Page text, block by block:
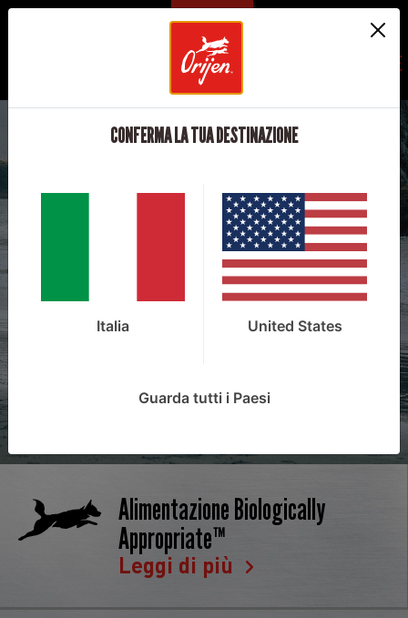
REGIONE
NUTRILO SECONDO NATURA
SCOPRI I NOSTRI
Alimentazione Biologically
Appropriate™
Leggi di più
CONFERMA LA TUA DESTINAZIONE
Italia United States
Guarda tutti i Paesi